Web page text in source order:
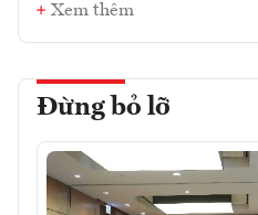
Xem thêm
Đừng bỏ lỡ